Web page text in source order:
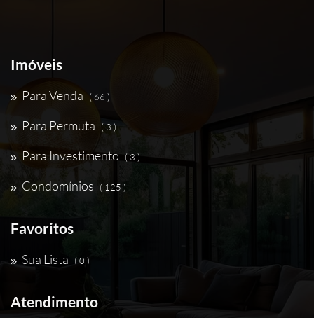
Imóveis
Para Venda ( 66 )
Para Permuta ( 3 )
Para Investimento ( 3 )
Condomínios ( 125 )
Favoritos
Sua Lista ( 0 )
Atendimento